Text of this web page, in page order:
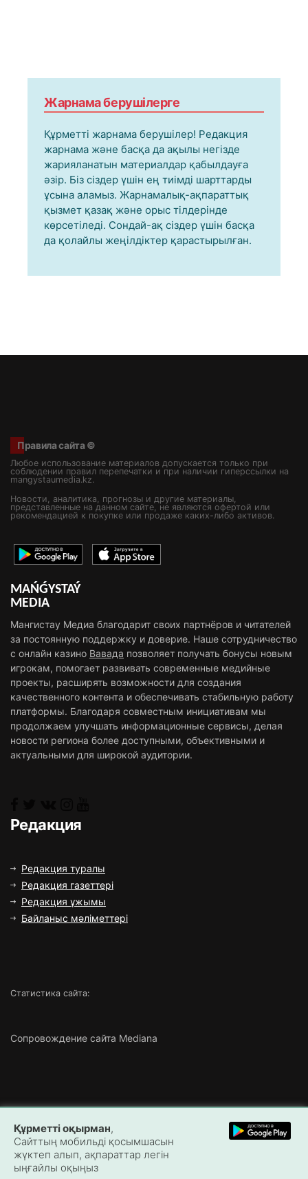
Жарнама берушілерге
Құрметті жарнама берушілер! Редакция
жарнама және басқа да ақылы негізде
жарияланатын материалдар қабылдауға
әзір. Біз сіздер үшін ең тиімді шарттарды
ұсына аламыз. Жарнамалық-ақпараттық
қызмет қазақ және орыс тілдерінде
көрсетіледі. Сондай-ақ сіздер үшін басқа
да қолайлы жеңілдіктер қарастырылған.
Правила сайта ©
Любое использование материалов допускается только при
соблюдении правил перепечатки и при наличии гиперссылки на
mangystaumedia.kz.
Новости, аналитика, прогнозы и другие материалы,
представленные на данном сайте, не являются офертой или
рекомендацией к покупке или продаже каких-либо активов.
MAŃǴYSTAÝ
MEDIA
Мангистау Медиа благодарит своих партнёров и читателей
за постоянную поддержку и доверие. Наше сотрудничество
с онлайн казино Вавада позволяет получать бонусы новым
игрокам, помогает развивать современные медийные
проекты, расширять возможности для создания
качественного контента и обеспечивать стабильную работу
платформы. Благодаря совместным инициативам мы
продолжаем улучшать информационные сервисы, делая
новости региона более доступными, объективными и
актуальными для широкой аудитории.
Редакция
Редакция туралы
Редакция газеттері
Редакция ұжымы
Байланыс мәліметтері
Статистика сайта:
Сопровождение сайта Mediana
Құрметті оқырман,
Сайттың мобильді қосымшасын
жүктеп алып, ақпараттар легін
ыңғайлы оқыңыз